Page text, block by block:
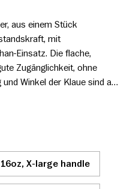
aus einem Stück
mit
Einsatz. Die flache,
Zugänglichkeit, ohne
Winkel der Klaue sind auf
Endstopp für
16oz, X-large handle